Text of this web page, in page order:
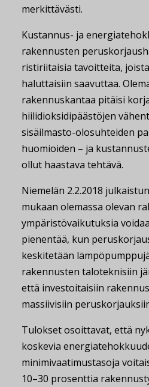
merkittävästi.
Kustannus- ja
rakennusten
ristiriitaisia tavoitteita,
haluttaisiin saavuttaa.
rakennuskantaa pitäisi
hiilidioksidipäästöjen
sisäilmasto-olosuhteiden
huomioiden – ja
ollut haastava tehtävä.
Niemelän 2.2.2018
mukaan olemassa olevan
ympäristövaikutuksia
pienentää, kun
keskitetään
rakennusten taloteknisiin
että investoitaisiin
massiivisiin
Tulokset osoittavat, että
koskevia
minimivaatimustasoja
10–30 prosenttia